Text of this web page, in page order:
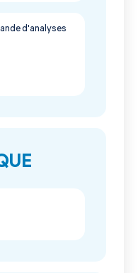
d'analyses